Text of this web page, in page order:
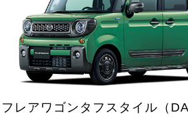
フレアワゴンタフスタイル（